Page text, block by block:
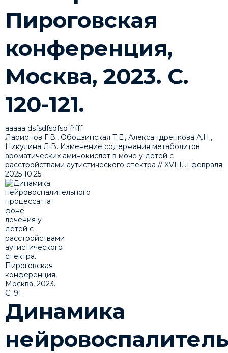
Пироговская
конференция,
Москва, 2023. С.
120-121.
ааааа dsfsdfsdfsd frfff
Ларионов Г.В., Ободзинская Т.Е., Александренкова А.Н.,
Никулина Л.В. Изменение содержания метаболитов
ароматических аминокислот в моче у детей с
расстройствами аутистического спектра // XVIII...1 февраля
2025 10:25
Динамика